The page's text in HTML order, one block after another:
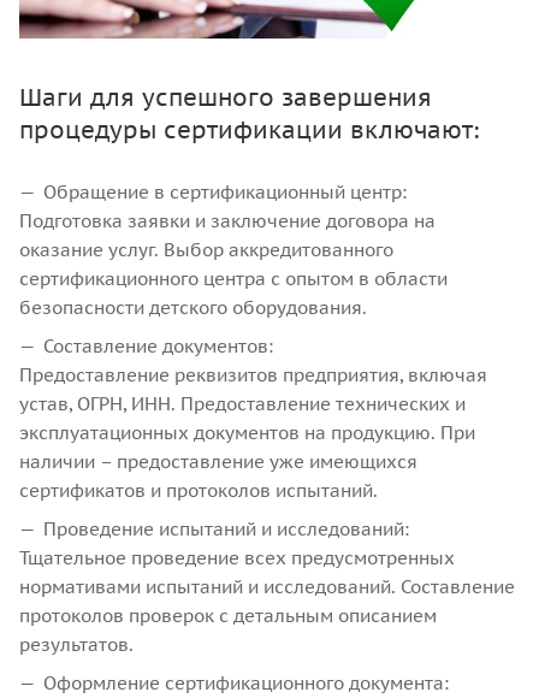
Шаги для успешного завершения
процедуры сертификации включают:
Обращение в сертификационный центр:
Подготовка заявки и заключение договора на
оказание услуг. Выбор аккредитованного
сертификационного центра с опытом в области
безопасности детского оборудования.
Составление документов:
Предоставление реквизитов предприятия, включая
устав, ОГРН, ИНН. Предоставление технических и
эксплуатационных документов на продукцию. При
наличии – предоставление уже имеющихся
сертификатов и протоколов испытаний.
Проведение испытаний и исследований:
Тщательное проведение всех предусмотренных
нормативами испытаний и исследований. Составление
протоколов проверок с детальным описанием
результатов.
Оформление сертификационного документа: